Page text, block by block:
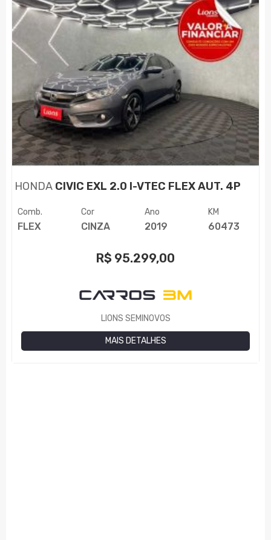
HONDA CIVIC EXL 2.0 I-VTEC FLEX AUT. 4P
Comb.
FLEX
Cor
CINZA
Ano
2019
KM
60473
R$ 95.299,00
LIONS SEMINOVOS
MAIS DETALHES